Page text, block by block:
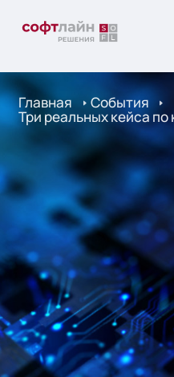
Главная События
Три реальных кейса